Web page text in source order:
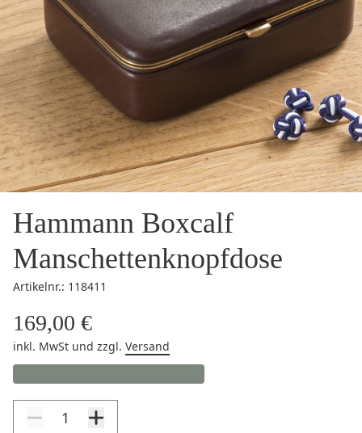
Hammann Boxcalf
Manschettenknopfdose
Artikelnr.: 118411
169,00 €
inkl. MwSt und zzgl. Versand